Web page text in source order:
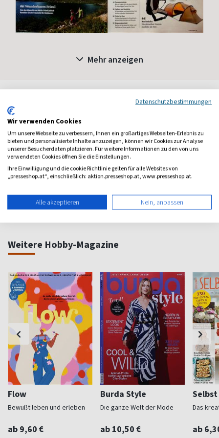
Mehr anzeigen
Leserbewertungen
1 Jahr Freude schenken!
Bei einer Auswahl von über 1.800 Magazinen finden Sie das
richtige Geschenk für jeden.
Weitere Hobby-Magazine
Flow
Bewußt leben und erleben
ab 9,60 €
Burda Style
Die ganze Welt der Mode
ab 10,50 €
Das
ab
Datenschutzbestimmungen
Wir verwenden Cookies
Um unsere Webseite zu verbessern, Ihnen ein großartiges Webseiten-Erlebnis zu
bieten und personalisierte Inhalte anzuzeigen, können wir Cookies zur Analyse
unserer Besucherdaten platzieren. Für weitere Informationen zu den von uns
verwendeten Cookies öffnen Sie die Einstellungen.
Ihre Einwilligung und die cookie Richtlinie gelten für alle Websites von
„presseshop.at“, einschließlich: aktion.presseshop.at, www.presseshop.at.
Alle akzeptieren Nein, anpassen